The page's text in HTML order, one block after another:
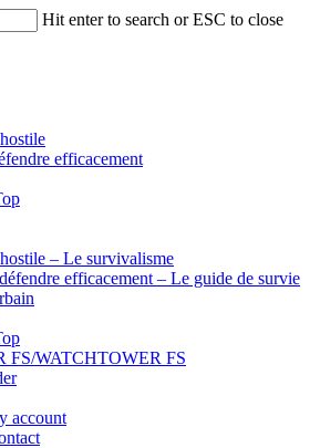
Hit enter to search or ESC to close
efficacement
– Le survivalisme
efficacement – Le guide de survie
FS/WATCHTOWER FS
account